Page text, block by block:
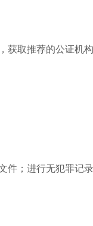
取推荐的公证机构
；进行无犯罪记